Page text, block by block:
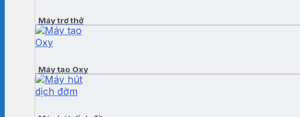
Máy trợ thở
Máy tạo Oxy